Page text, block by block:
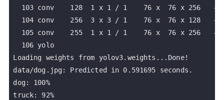
103 conv    128  1 x 1 / 1    76 x  76 x 256   -
104 conv    256  3 x 3 / 1    76 x  76 x 128   -
105 conv    255  1 x 1 / 1    76 x  76 x 256   -
  106 yolo
Loading weights from yolov3.weights...Done!
data/dog.jpg: Predicted in 0.591695 seconds.
dog: 100%
truck: 92%